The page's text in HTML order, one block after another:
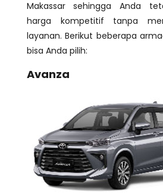
Makassar sehingga Anda
harga kompetitif tanpa
layanan. Berikut beberapa
bisa Anda pilih:
Avanza